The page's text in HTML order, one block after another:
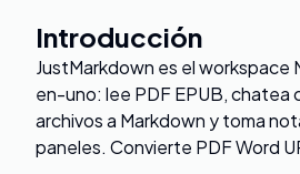
Introducción
JustMarkdown es el workspace
en-uno: lee PDF EPUB, chatea
archivos a Markdown y toma
paneles. Convierte PDF Word